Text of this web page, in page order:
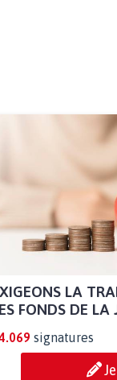
LA
FONDS DE LA
signatures